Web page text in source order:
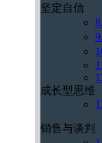
坚定自信
成长型思维
销售与谈判